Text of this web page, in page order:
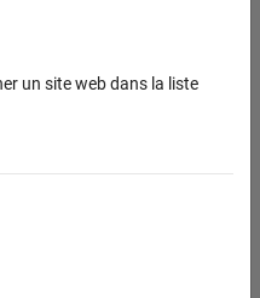
un site web dans la liste